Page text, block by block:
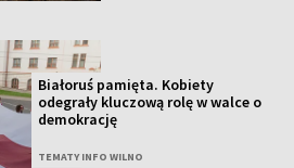
Białoruś pamięta. Kobiety
odegrały kluczową rolę w walce o
demokrację
TEMATY INFO WILNO